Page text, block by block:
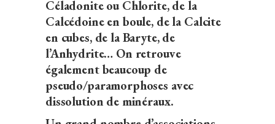
Céladonite ou Chlorite, de la
Calcédoine en boule, de la Calcite
en cubes, de la Baryte, de
l’Anhydrite… On retrouve
également beaucoup de
pseudo/paramorphoses avec
dissolution de minéraux.